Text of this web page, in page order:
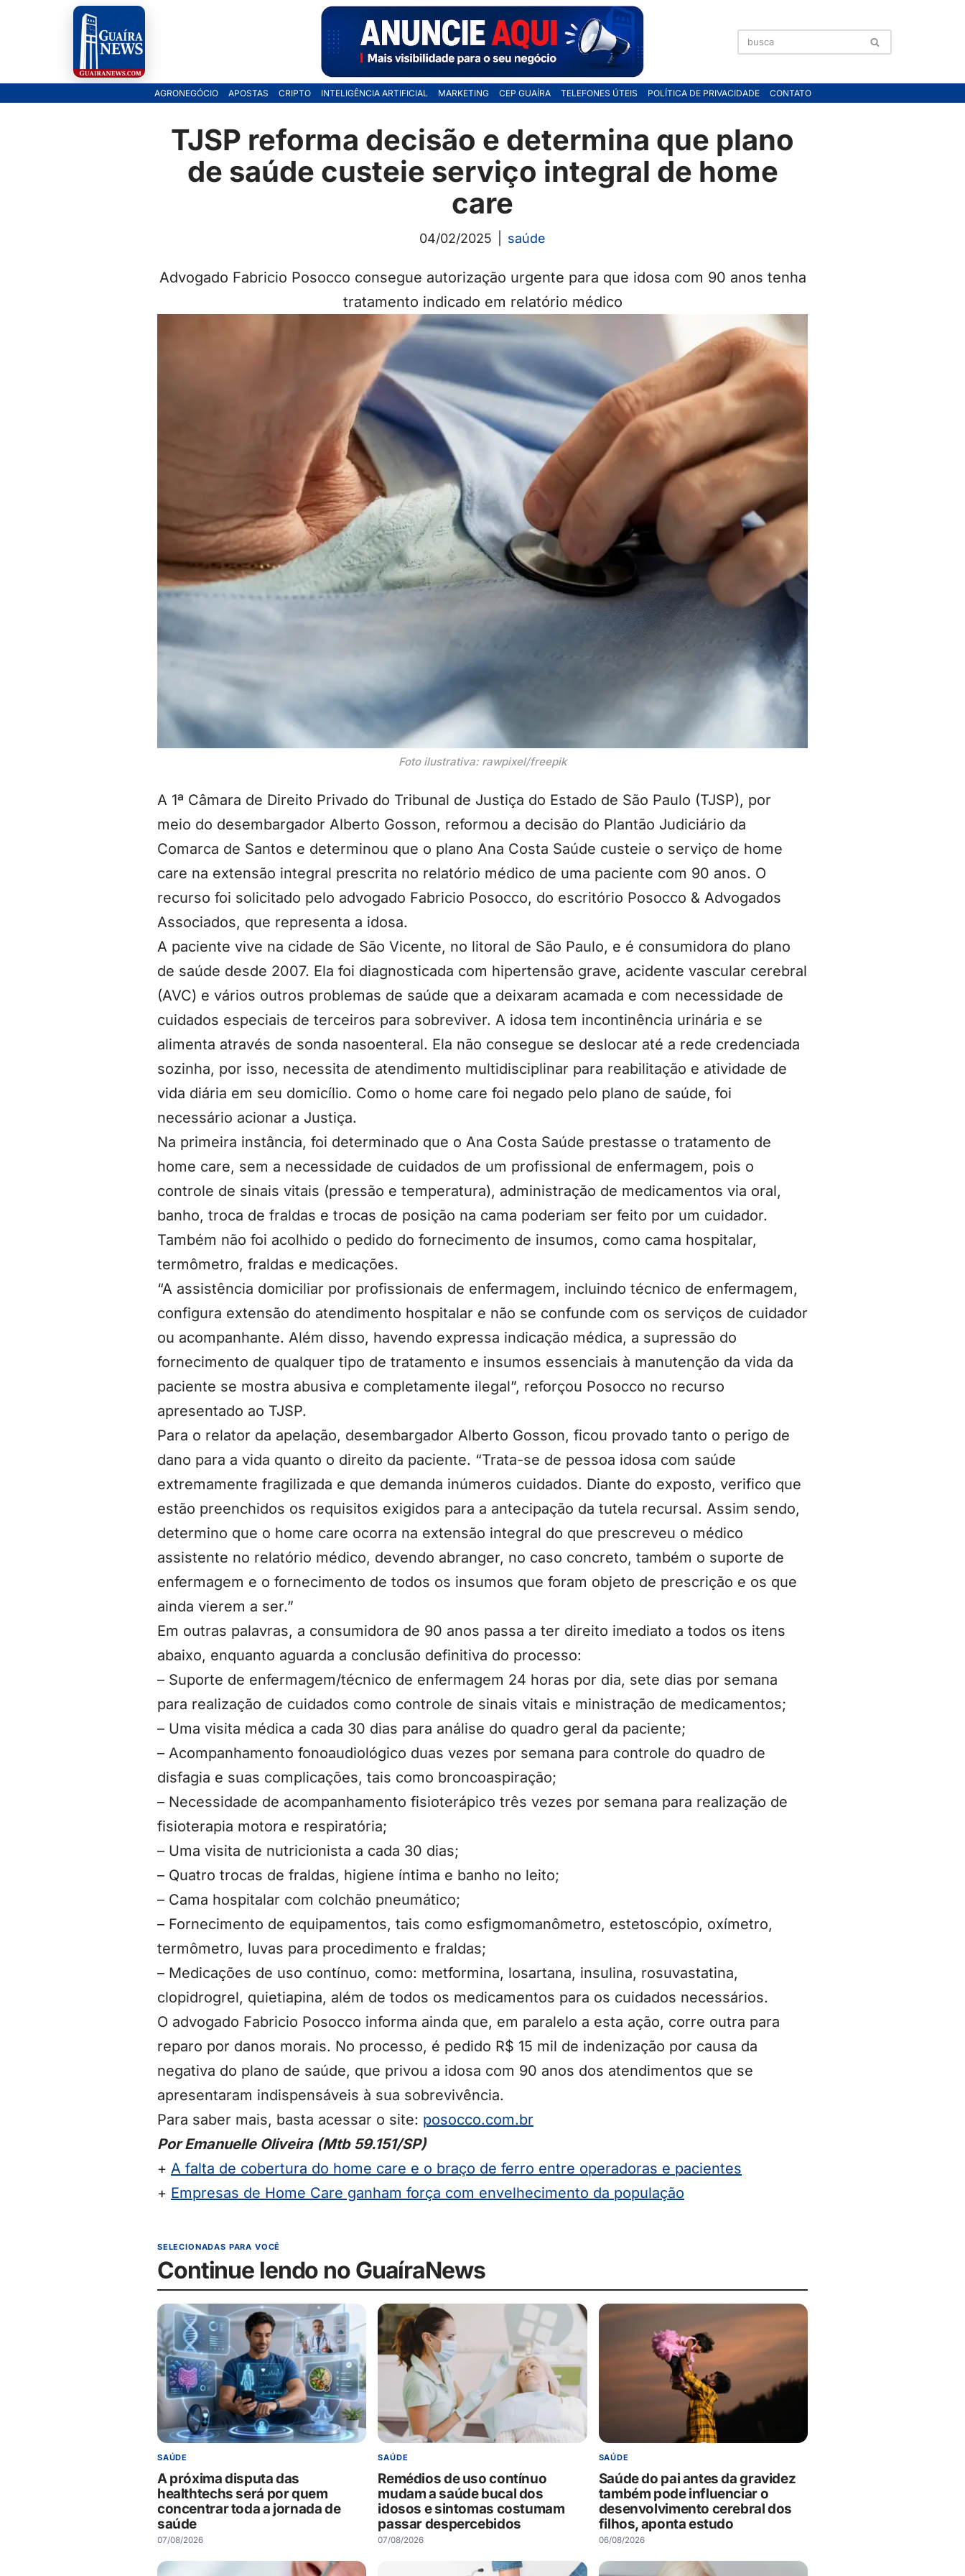
AGRONEGÓCIO APOSTAS CRIPTO INTELIGÊNCIA ARTIFICIAL MARKETING CEP GUAÍRA TELEFONES ÚTEIS POLÍTICA DE PRIVACIDADE CONTATO
TJSP reforma decisão e determina que plano
de saúde custeie serviço integral de home
care
04/02/2025 saúde
Advogado Fabricio Posocco consegue autorização urgente para que idosa com 90 anos tenha
tratamento indicado em relatório médico
Foto ilustrativa: rawpixel/freepik
A 1ª Câmara de Direito Privado do Tribunal de Justiça do Estado de São Paulo (TJSP), por
meio do desembargador Alberto Gosson, reformou a decisão do Plantão Judiciário da
Comarca de Santos e determinou que o plano Ana Costa Saúde custeie o serviço de home
care na extensão integral prescrita no relatório médico de uma paciente com 90 anos. O
recurso foi solicitado pelo advogado Fabricio Posocco, do escritório Posocco & Advogados
Associados, que representa a idosa.
A paciente vive na cidade de São Vicente, no litoral de São Paulo, e é consumidora do plano
de saúde desde 2007. Ela foi diagnosticada com hipertensão grave, acidente vascular cerebral
(AVC) e vários outros problemas de saúde que a deixaram acamada e com necessidade de
cuidados especiais de terceiros para sobreviver. A idosa tem incontinência urinária e se
alimenta através de sonda nasoenteral. Ela não consegue se deslocar até a rede credenciada
sozinha, por isso, necessita de atendimento multidisciplinar para reabilitação e atividade de
vida diária em seu domicílio. Como o home care foi negado pelo plano de saúde, foi
necessário acionar a Justiça.
Na primeira instância, foi determinado que o Ana Costa Saúde prestasse o tratamento de
home care, sem a necessidade de cuidados de um profissional de enfermagem, pois o
controle de sinais vitais (pressão e temperatura), administração de medicamentos via oral,
banho, troca de fraldas e trocas de posição na cama poderiam ser feito por um cuidador.
Também não foi acolhido o pedido do fornecimento de insumos, como cama hospitalar,
termômetro, fraldas e medicações.
“A assistência domiciliar por profissionais de enfermagem, incluindo técnico de enfermagem,
configura extensão do atendimento hospitalar e não se confunde com os serviços de cuidador
ou acompanhante. Além disso, havendo expressa indicação médica, a supressão do
fornecimento de qualquer tipo de tratamento e insumos essenciais à manutenção da vida da
paciente se mostra abusiva e completamente ilegal”, reforçou Posocco no recurso
apresentado ao TJSP.
Para o relator da apelação, desembargador Alberto Gosson, ficou provado tanto o perigo de
dano para a vida quanto o direito da paciente. “Trata-se de pessoa idosa com saúde
extremamente fragilizada e que demanda inúmeros cuidados. Diante do exposto, verifico que
estão preenchidos os requisitos exigidos para a antecipação da tutela recursal. Assim sendo,
determino que o home care ocorra na extensão integral do que prescreveu o médico
assistente no relatório médico, devendo abranger, no caso concreto, também o suporte de
enfermagem e o fornecimento de todos os insumos que foram objeto de prescrição e os que
ainda vierem a ser.”
Em outras palavras, a consumidora de 90 anos passa a ter direito imediato a todos os itens
abaixo, enquanto aguarda a conclusão definitiva do processo:
– Suporte de enfermagem/técnico de enfermagem 24 horas por dia, sete dias por semana
para realização de cuidados como controle de sinais vitais e ministração de medicamentos;
– Uma visita médica a cada 30 dias para análise do quadro geral da paciente;
– Acompanhamento fonoaudiológico duas vezes por semana para controle do quadro de
disfagia e suas complicações, tais como broncoaspiração;
– Necessidade de acompanhamento fisioterápico três vezes por semana para realização de
fisioterapia motora e respiratória;
– Uma visita de nutricionista a cada 30 dias;
– Quatro trocas de fraldas, higiene íntima e banho no leito;
– Cama hospitalar com colchão pneumático;
– Fornecimento de equipamentos, tais como esfigmomanômetro, estetoscópio, oxímetro,
termômetro, luvas para procedimento e fraldas;
– Medicações de uso contínuo, como: metformina, losartana, insulina, rosuvastatina,
clopidrogrel, quietiapina, além de todos os medicamentos para os cuidados necessários.
O advogado Fabricio Posocco informa ainda que, em paralelo a esta ação, corre outra para
reparo por danos morais. No processo, é pedido R$ 15 mil de indenização por causa da
negativa do plano de saúde, que privou a idosa com 90 anos dos atendimentos que se
apresentaram indispensáveis à sua sobrevivência.
Para saber mais, basta acessar o site: posocco.com.br
Por Emanuelle Oliveira (Mtb 59.151/SP)
+ A falta de cobertura do home care e o braço de ferro entre operadoras e pacientes
+ Empresas de Home Care ganham força com envelhecimento da população
SELECIONADAS PARA VOCÊ
Continue lendo no GuaíraNews
SAÚDE
A próxima disputa das
healthtechs será por quem
concentrar toda a jornada de
saúde
07/08/2026
SAÚDE
Remédios de uso contínuo
mudam a saúde bucal dos
idosos e sintomas costumam
passar despercebidos
07/08/2026
SAÚDE
Saúde do pai antes da gravidez
também pode influenciar o
desenvolvimento cerebral dos
filhos, aponta estudo
06/08/2026